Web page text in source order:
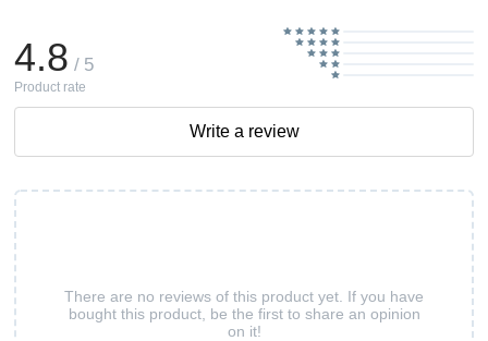
There are no reviews of this product yet. If you have
bought this product, be the first to share an opinion
on it!
4.8 / 5
Product rate
Write a review